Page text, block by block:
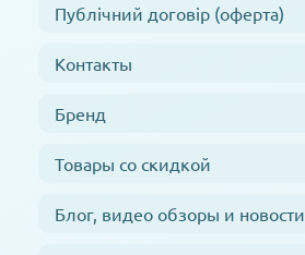
Публічний договір (оферта)
Контакты
Бренд
Товары со скидкой
Блог, видео обзоры и новости